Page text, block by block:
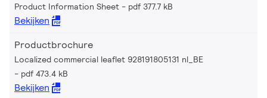
Product Information Sheet pdf 377.7 kB
Bekijken
Productbrochure
Localized commercial leaflet 928191805131 nl_BE
pdf 473.4 kB
Bekijken